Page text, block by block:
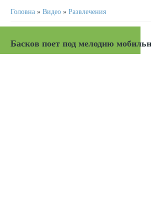
Головна » Видео » Развлечения
Басков поет под мелодию